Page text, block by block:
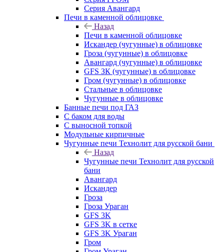
Серия Авангард
Печи в каменной облицовке
Назад
Печи в каменной облицовке
Искандер (чугунные) в облицовке
Гроза (чугунные) в облицовке
Авангард (чугунные) в облицовке
GFS ЗК (чугунные) в облицовке
Гром (чугунные) в облицовке
Стальные в облицовке
Чугунные в облицовке
Банные печи под ГАЗ
С баком для воды
С выносной топкой
Модульные кирпичные
Чугунные печи Технолит для русской бани
Назад
Чугунные печи Технолит для русской
бани
Авангард
Искандер
Гроза
Гроза Ураган
GFS 3K
GFS 3K в сетке
GFS 3K Ураган
Гром